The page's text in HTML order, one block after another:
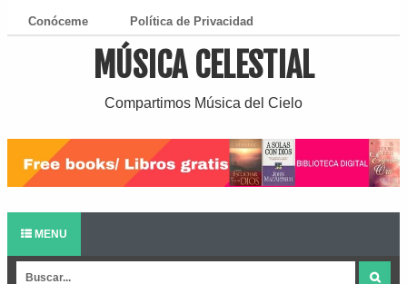
Conóceme Política de Privacidad
¿Cómo Descargar?MÚSICA CELESTIAL
Compartimos Música del Cielo
MENU